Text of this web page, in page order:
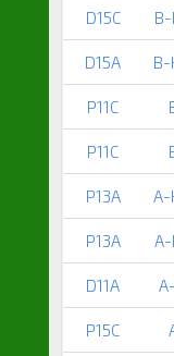
D15C
D15A
P11C
P11C
P13A
P13A
D11A
P15C